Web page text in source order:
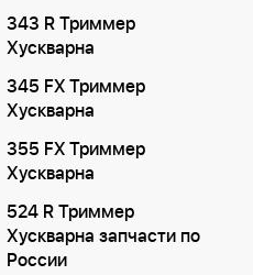
343 R Триммер
Хускварна
345 FX Триммер
Хускварна
355 FX Триммер
Хускварна
524 R Триммер
Хускварна запчасти по
России